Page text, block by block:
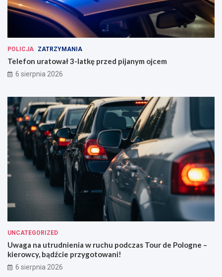
POLICJA ZATRZYMANIA
Telefon uratował 3-latkę przed pijanym ojcem
6 sierpnia 2026
UNCATEGORIZED
Uwaga na utrudnienia w ruchu podczas Tour de Pologne –
kierowcy, bądźcie przygotowani!
6 sierpnia 2026